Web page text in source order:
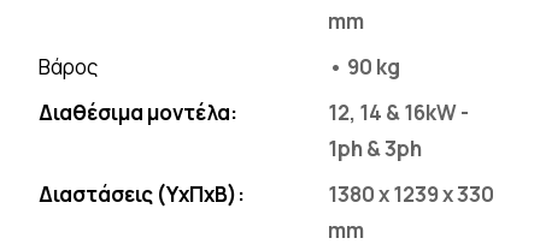
mm
Βάρος
• 90 kg
Διαθέσιμα μοντέλα:
12, 14 & 16kW -
1ph & 3ph
Διαστάσεις (ΥxΠxΒ):
1380 x 1239 x 330
mm